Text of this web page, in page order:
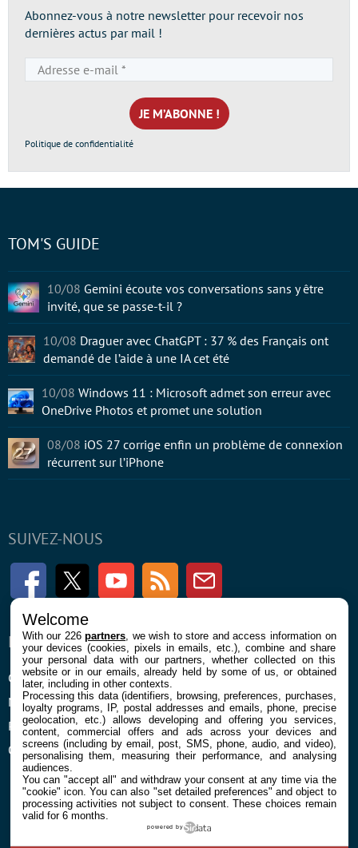
Abonnez-vous à notre newsletter pour recevoir nos
dernières actus par mail !
e-
mail
*
Politique de confidentialité
SUIVEZ-NOUS
FacebookTwitter Youtube RSS Newsletter
ENTREPRISE
Confidentialité et Cookies
Mentions légales et CGU
Préférences Cookies
Qui sommes nous
À PROPOS
Contact
TOM'S GUIDE
10/08 Gemini écoute vos conversations sans y être
invité, que se passe-t-il ?
10/08 Draguer avec ChatGPT : 37 % des Français ont
demandé de l’aide à une IA cet été
10/08 Windows 11 : Microsoft admet son erreur avec
OneDrive Photos et promet une solution
08/08 iOS 27 corrige enfin un problème de connexion
récurrent sur l’iPhone
Welcome
With our 226partners , we wish to store and access information on
your devices (cookies, pixels in emails, etc.), combine and share
your personal data with our partners, whether collected on this
website or in our emails, already held by some of us, or obtained
later, including in other contexts.
Processing this data (identifiers, browsing, preferences, purchases,
loyalty programs, IP, postal addresses and emails, phone, precise
geolocation, etc.) allows developing and offering you services,
content, commercial offers and ads across your devices and
screens (including by email, post, SMS, phone, audio, and video),
personalising them, measuring their performance, and analysing
audiences.
You can "accept all" and withdraw your consent at any time via the
"cookie" icon. You can also "set detailed preferences" and object to
processing activities not subject to consent. These choices remain
valid for 6 months.
powered by